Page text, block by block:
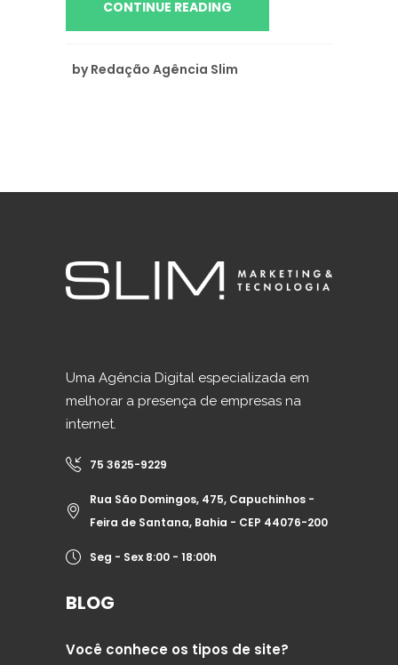
CONTINUE READING
by Redação Agência Slim
Uma Agência Digital especializada em
melhorar a presença de empresas na
internet.
75 3625-9229
Rua São Domingos, 475, Capuchinhos -
Feira de Santana, Bahia - CEP 44076-200
Seg - Sex 8:00 - 18:00h
BLOG
Você conhece os tipos de site?